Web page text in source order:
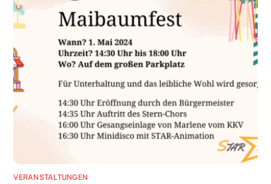
VERANSTALTUNGEN